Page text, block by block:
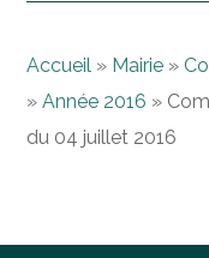
Accueil » Mairie »
»Année 2016 »
du 04 juillet 2016